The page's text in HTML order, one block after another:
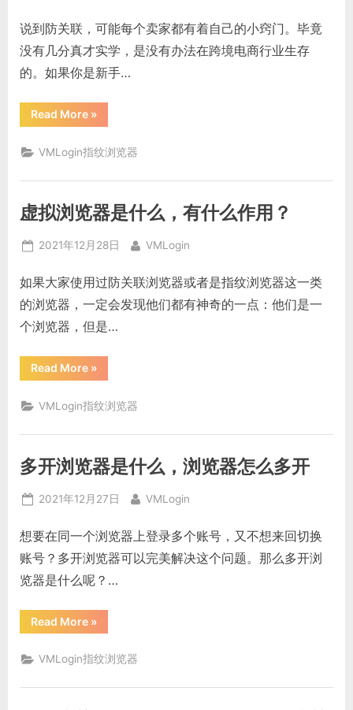
说到防关联，可能每个卖家都有着自己的小窍门。毕竟
没有几分真才实学，是没有办法在跨境电商行业生存
的。如果你是新手…
Read More“超
级
览
器
VPS
超
级
浏
器
高
吗？”
»
VMLogin指纹浏览器
虚拟浏览器是什么，有什么作用？
Posted
2021年12月28日 By
VMLogin
如果大家使用过防关联浏览器或者是指纹浏览器这一类
的浏览器，一定会发现他们都有神奇的一点：他们是一
个浏览器，但是…
Read More“虚
拟
览
器
什
有
什
么
用？”
»
VMLogin指纹浏览器
多开浏览器是什么，浏览器怎么多开
Posted
2021年12月27日 By
VMLogin
想要在同一个浏览器上登录多个账号，又不想来回切换
账号？多开浏览器可以完美解决这个问题。那么多开浏
览器是什么呢？…
Read More“多
开
览
器
什
»
VMLogin指纹浏览器